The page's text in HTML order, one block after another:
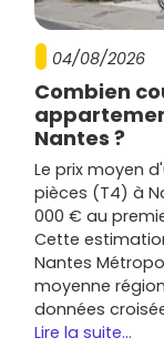
04/08/2026
Combien
Nantes ?
Le prix moyen
pièces (T4) à
000 € au
Cette
Nantes
moyenne
données
Lire la suite...